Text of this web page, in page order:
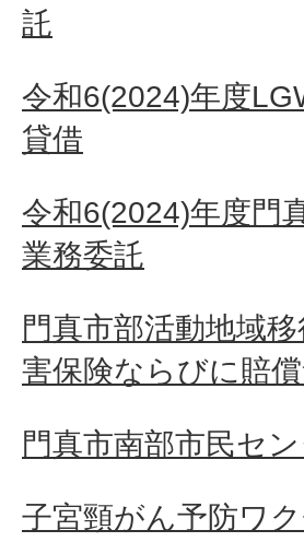
託
令和6(2024)年度
貸借
令和6(2024)年度門
業務委託
門真市部活動地域
害保険ならびに賠
門真市南部市民セ
子宮頸がん予防ワ